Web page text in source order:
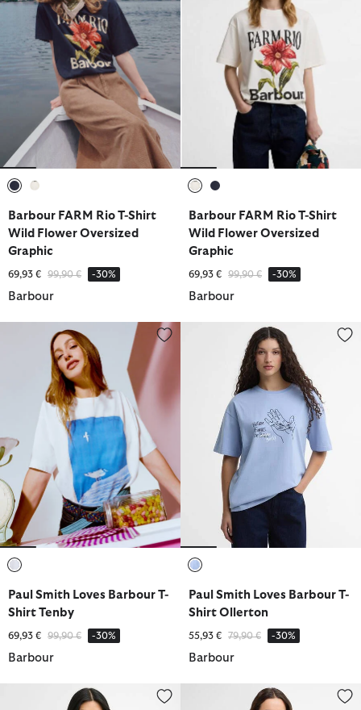
Barbour FARM Rio T-Shirt
Wild Flower Oversized
Graphic
69,93 € Reduziert von
99,90 €bis-30%
Barbour
Barbour FARM Rio T-Shirt
Wild Flower Oversized
Graphic
69,93 € Reduziert von
99,90 €bis-30%
Barbour
Paul Smith Loves Barbour T-Shirt Tenby
Paul Smith Loves Barbour T-
Shirt Tenby
69,93 € Reduziert von
99,90 €bis-30%
Barbour
Paul Smith Loves Barbour T-
Paul Smith Loves Barbour T-
Shirt Ollerton
55,93 € Reduziert von
79,90 €bis-30%
Barbour
T-Shirt Kirby Graphic T-Shirt Hambleton